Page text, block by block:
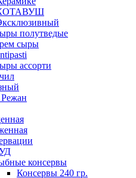
полутведые
сыры
ассорти
консервы
Консервы 240 гр.